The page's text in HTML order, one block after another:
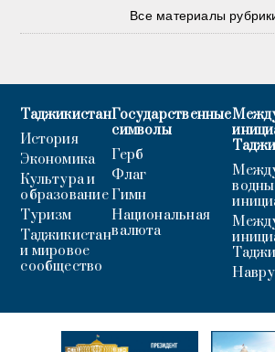
Все материалы
Таджикистан
История
Экономика
Культура и
образование
Туризм
Таджикистан
и мировое
сообщество
Государственные
символы
Герб
Флаг
Гимн
Национальная
валюта